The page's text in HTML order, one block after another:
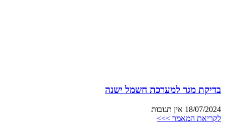
בדיקת מגר למערכת חשמל ישנה
18/07/2024 אין תגובות
לקריאת המאמר >>>